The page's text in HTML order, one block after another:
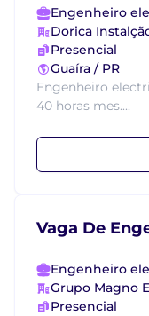
Engenheiro
Dorica
Presencial
Guaíra / PR
Engenheiro
40 horas mes....
Vaga De
Engenheiro
Grupo Magno
Presencial